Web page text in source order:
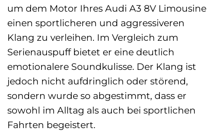
um dem Motor Ihres Audi A3 8V Limousine
einen sportlicheren und aggressiveren
Klang zu verleihen. Im Vergleich zum
Serienauspuff bietet er eine deutlich
emotionalere Soundkulisse. Der Klang ist
jedoch nicht aufdringlich oder störend,
sondern wurde so abgestimmt, dass er
sowohl im Alltag als auch bei sportlichen
Fahrten begeistert.